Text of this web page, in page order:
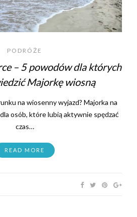
PODRÓŻE
– 5 powodów dla których
Majorkę wiosną
na wiosenny wyjazd? Majorka na
osób, które lubią aktywnie spędzać
czas…
READ MORE